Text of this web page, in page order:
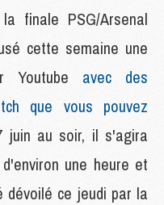
finale PSG/Arsenal
cette semaine une
Youtube avec des
que vous pouvez
juin au soir, il s'agira
une heure et
ce jeudi par la